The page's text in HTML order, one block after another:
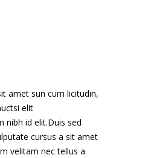
amet sun cum licitudin,
elit
nibh id elit.Duis sed
cursus a sit amet
velitam nec tellus a